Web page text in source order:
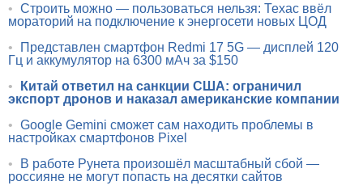
• Строить можно — пользоваться нельзя: Техас ввёл
мораторий на подключение к энергосети новых ЦОД
•
Представлен смартфон Redmi 17 5G — дисплей 120
Гц и аккумулятор на 6300 мАч за $150
•
Китай ответил на санкции США: ограничил
экспорт дронов и наказал американские компании
• Google Gemini сможет сам находить проблемы в
настройках смартфонов Pixel
•
В работе Рунета произошёл масштабный сбой —
россияне не могут попасть на десятки сайтов